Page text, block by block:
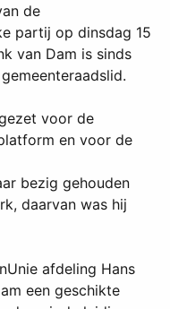
de
partij op dinsdag 15
van Dam is sinds
voor de
en voor de
bezig gehouden
daarvan was hij
afdeling Hans
een geschikte